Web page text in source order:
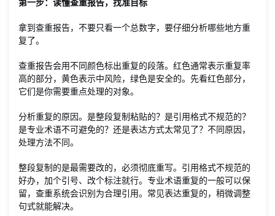
第一步：读懂查重报告，找准目标
拿到查重报告，不要只看一个总数字，要仔细分析哪些地方重
复了。
查重报告会用不同颜色标出重复的段落。红色通常表示重复率
高的部分，黄色表示中风险，绿色是安全的。先看红色部分，
它们是你需要重点处理的对象。
分析重复的原因。是整段复制粘贴的？是引用格式不规范的？
是专业术语不可避免的？还是表达方式太常见了？不同原因，
处理方法不同。
整段复制的是最需要改的，必须彻底重写。引用格式不规范的
好办，加个引号、改个标注就行。专业术语重复的一般可以保
留，查重系统会识别为合理引用。常见表达重复的，稍微调整
句式就能解决。